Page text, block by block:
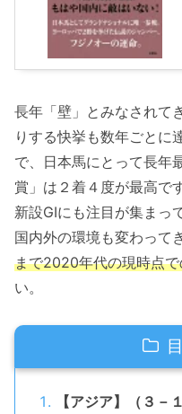
長年「壁」とみなされて
りする快挙も数年ごとに
で、日本馬にとって長年
賞」は２着４度が最高で
新設GIにも注目が集まっ
国内外の環境も変わって
まで2020年代の現時点
い。
【アジア】（３－